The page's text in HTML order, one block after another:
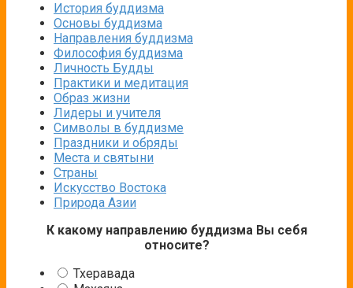
История буддизма
Основы буддизма
Направления буддизма
Философия буддизма
Личность Будды
Практики и медитация
Образ жизни
Лидеры и учителя
Символы в буддизме
Праздники и обряды
Места и святыни
Страны
Искусство Востока
Природа Азии
К какому направлению буддизма Вы себя
относите?
Тхеравада